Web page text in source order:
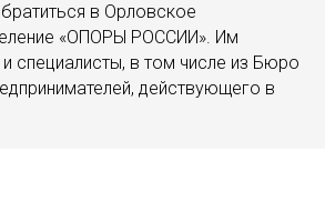
в Орловское
«ОПОРЫ РОССИИ». Им
специалисты, в том числе из Бюро
действующего в